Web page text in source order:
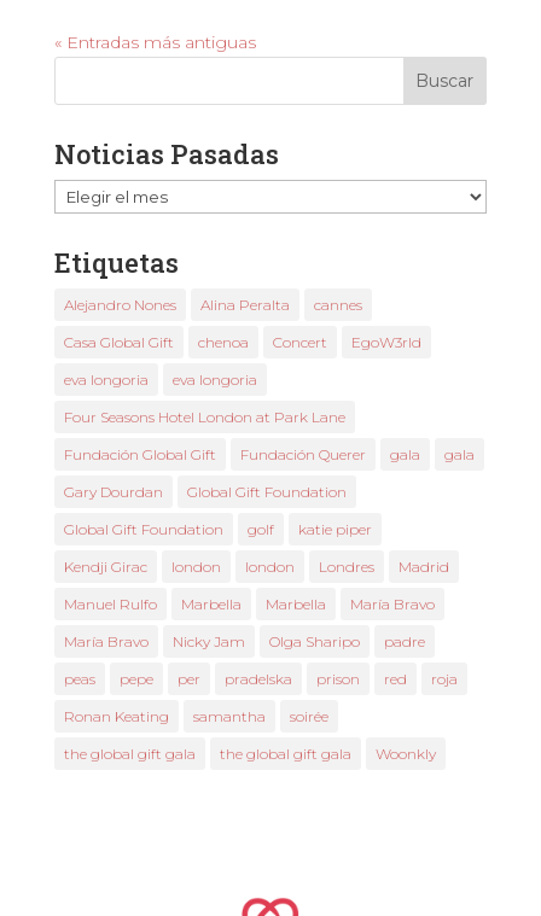
« Entradas más antiguas
Noticias Pasadas
Noticias
Pasadas
Etiquetas
Alejandro Nones Alina Peralta cannes
Casa Global Gift chenoa Concert EgoW3rld
eva longoria eva longoria
Four Seasons Hotel London at Park Lane
Fundación Global Gift Fundación Querer gala gala
Gary Dourdan Global Gift Foundation
Global Gift Foundation golf katie piper
Kendji Girac london london Londres Madrid
Manuel Rulfo Marbella Marbella María Bravo
María Bravo Nicky Jam Olga Sharipo padre
peas pepe per pradelska prison red roja
Ronan Keating samantha soirée
the global gift gala the global gift gala Woonkly